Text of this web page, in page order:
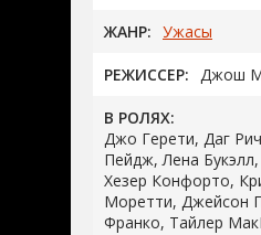
ЖАНР: Ужасы
РЕЖИССЕР: Джош
В РОЛЯХ:
Джо Герети, Даг
Пейдж, Лена
Хезер Конфорто,
Моретти, Джейсон
Франко, Тайлер